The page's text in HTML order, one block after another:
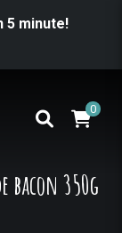
5 minute!
0
bacon 350g